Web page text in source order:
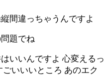
間違っちゃうんですよ
題でね
いいんですよ 心変えるっ
いいいところ あのエク